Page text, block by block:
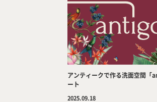
アンティークで作る洗面空間「
ート
2025.09.18